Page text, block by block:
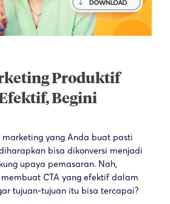
Produktif
Begini
yang Anda buat pasti
bisa dikonversi menjadi
upaya pemasaran. Nah,
CTA yang efektif dalam
tujuan-tujuan itu bisa tercapai?